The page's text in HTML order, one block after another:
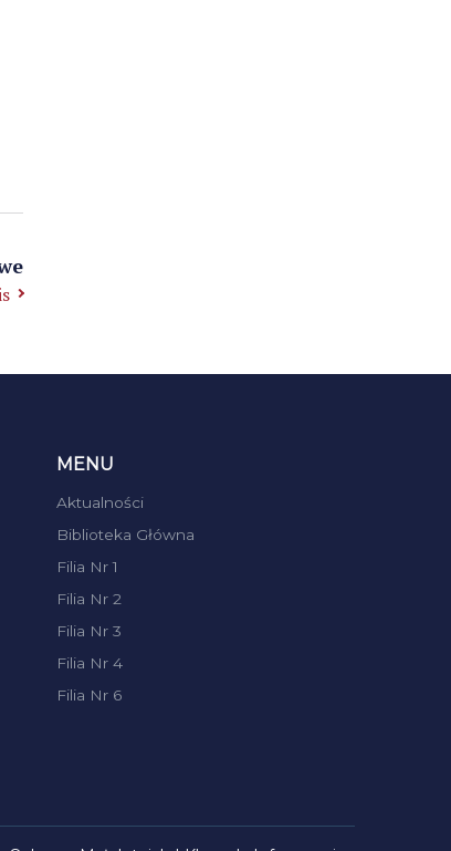
MENU
Aktualności
Biblioteka Główna
Filia Nr 1
Filia Nr 2
Filia Nr 3
Filia Nr 4
Filia Nr 6